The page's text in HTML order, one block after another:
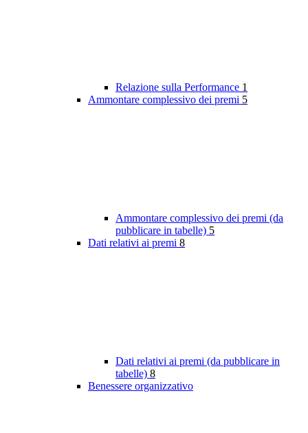
Relazione sulla Performance 1
Ammontare complessivo dei premi 5
Ammontare complessivo dei premi (da
pubblicare in tabelle) 5
Dati relativi ai premi 8
Dati relativi ai premi (da pubblicare in
tabelle) 8
Benessere organizzativo